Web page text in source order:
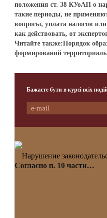
положения ст. 38 КУоАП о
такие периоды, не
вопросы, уплата налогов
как действовать, от
Читайте также:Порядок
формирований
Бажаєте бути в курсі всіх
Нарушение
Согласно п. 10 части…